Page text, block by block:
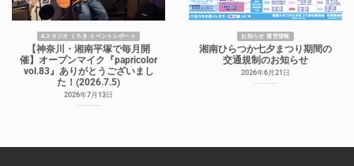
Aスタジオ くろき イベントレポート
【神奈川・湘南平塚で毎月開
催】オープンマイク『papricolor
vol.83』ありがとうございまし
た！(2026.7.5)
2026年7月13日
お知らせ 運営情報
湘南ひらつか七夕まつり期間の
交通規制のお知らせ
2026年6月21日